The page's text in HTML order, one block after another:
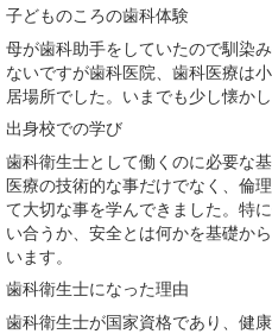
子どものころの歯科体験
母が歯科助手をしていたので馴染
ないですが歯科医院、歯科医療は
居場所でした。いまでも少し懐か
出身校での学び
歯科衛生士として働くのに必要な
医療の技術的な事だけでなく、倫
て大切な事を学んできました。特
い合うか、安全とは何かを基礎か
います。
歯科衛生士になった理由
歯科衛生士が国家資格であり、健